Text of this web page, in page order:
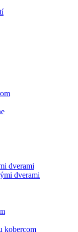
dverami
dverami
kobercom